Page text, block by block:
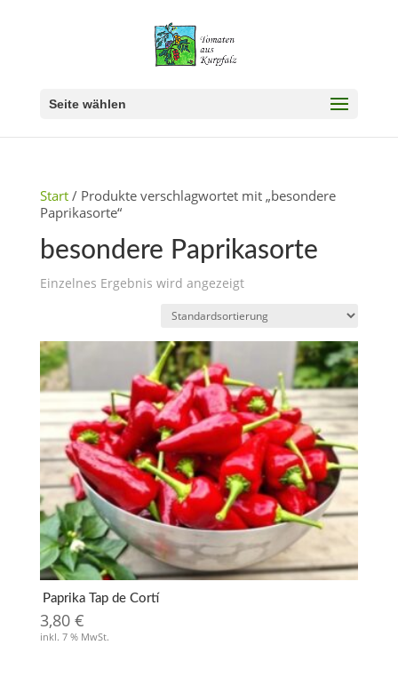
Seite wählen
Start/ Produkte verschlagwortet mit „besondere
Paprikasorte“
besondere Paprikasorte
Einzelnes Ergebnis wird angezeigt
Paprika Tap de Cortí
3,80 €
inkl. 7 % MwSt.